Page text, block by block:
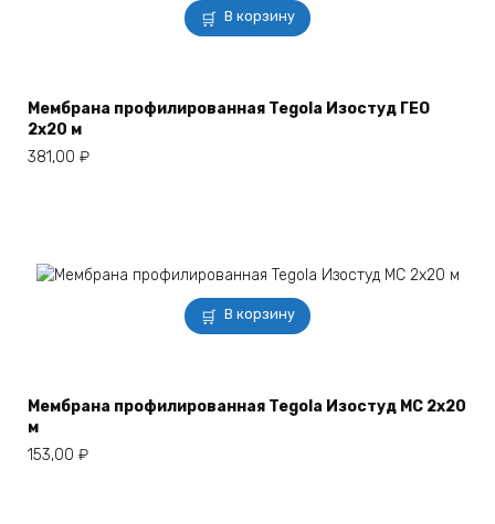
В корзину
Мембрана профилированная Tegola Изостуд ГЕО
2х20 м
381,00 ₽
В корзину
Мембрана профилированная Tegola Изостуд МС 2х20
м
153,00 ₽